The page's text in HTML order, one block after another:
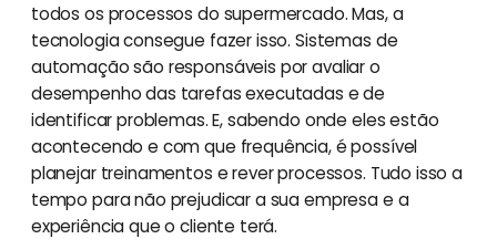
todos os processos do supermercado. Mas, a
tecnologia consegue fazer isso. Sistemas de
automação são responsáveis por avaliar o
desempenho das tarefas executadas e de
identificar problemas. E, sabendo onde eles estão
acontecendo e com que frequência, é possível
planejar treinamentos e rever processos. Tudo isso a
tempo para não prejudicar a sua empresa e a
experiência que o cliente terá.